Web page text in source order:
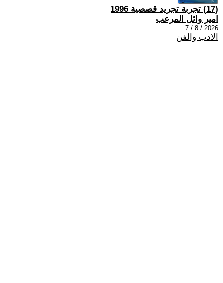
(17) تجربة تجريد قصصية 1996
امير وائل المرعب
2026 / 8 / 7
الادب والفن